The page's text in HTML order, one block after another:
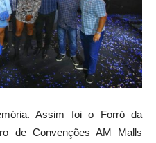
Assim foi o Forró da
de Convenções AM Malls